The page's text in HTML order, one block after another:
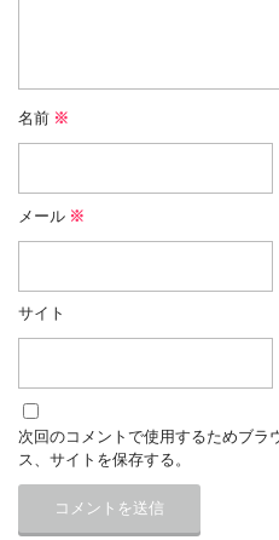
名前 ※
メール ※
サイト
次回のコメントで使用するためブラ
ス、サイトを保存する。